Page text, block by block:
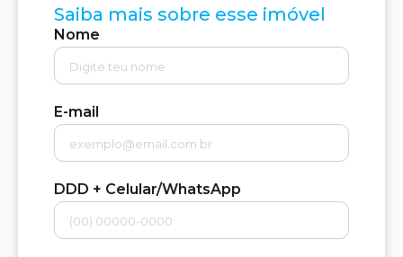
Saiba mais sobre esse imóvel
Nome
E-mail
DDD + Celular/WhatsApp